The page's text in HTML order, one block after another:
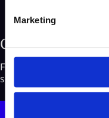
Marketing
Contact us
For more information
services and other